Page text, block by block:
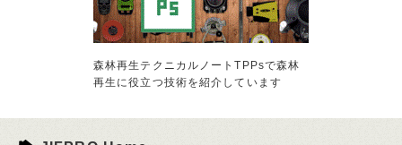
森林再生テクニカルノートTPPsで森林
再生に役立つ技術を紹介しています